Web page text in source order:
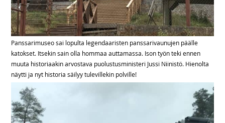
‪Panssarimuseo sai lopulta legendaaristen panssarivaunujen päälle
katokset. Itsekin sain olla hommaa auttamassa. Ison työn teki ennen
muuta historiaakin arvostava puolustusministeri Jussi Niinistö. Hienolta
näytti ja nyt historia säilyy tulevillekin polville!‬